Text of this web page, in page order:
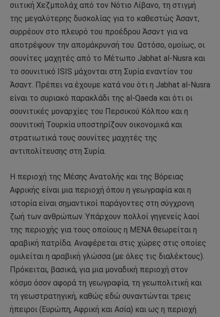
σιιτική Χεζμπολάχ από τον Νότιο Λίβανο, τη στιγμή
της μεγαλύτερης δυσκολίας για το καθεστώς Άσαντ,
συρρέουν στο πλευρό του προέδρου Άσαντ για να
αποτρέψουν την απομάκρυνσή του. Ωστόσο, ομοίως, οι
σουνίτες μαχητές από το Μέτωπο Jabhat al-Nusra και
το σουνιτικό ISIS μάχονται στη Συρία εναντίον του
Άσαντ. Πρέπει να έχουμε κατά νου ότι η Jabhat al-Nusra
είναι το συριακό παρακλάδι της al-Qaeda και ότι οι
σουνιτικές μοναρχίες του Περσικού Κόλπου και η
σουνιτική Τουρκία υποστηρίζουν οικονομικά και
στρατιωτικά τους σουνίτες μαχητές της
αντιπολίτευσης στη Συρία.
Η περιοχή της Μέσης Ανατολής και της Βόρειας
Αφρικής είναι μια περιοχή όπου η γεωγραφία και η
ιστορία είναι σημαντικοί παράγοντες στη σύγχρονη
ζωή των ανθρώπων. Υπάρχουν πολλοί γηγενείς λαοί
της περιοχής για τους οποίους η ΜΕΝΑ θεωρείται η
αραβική πατρίδα. Αναφέρεται στις χώρες στις οποίες
ομιλείται η αραβική γλώσσα (με όλες τις διαλέκτους).
Πρόκειται, βασικά, για μια μοναδική περιοχή στον
κόσμο όσον αφορά τη γεωγραφία, τη γεωπολιτική και
τη γεωστρατηγική, καθώς εδώ συναντώνται τρεις
ήπειροι (Ευρώπη, Αφρική και Ασία) και ως η περιοχή